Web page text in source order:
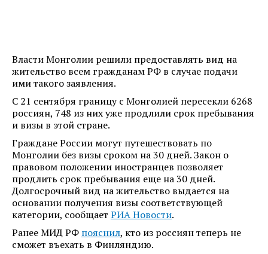
Власти Монголии решили предоставлять вид на
жительство всем гражданам РФ в случае подачи
ими такого заявления.
С 21 сентября границу с Монголией пересекли 6268
россиян, 748 из них уже продлили срок пребывания
и визы в этой стране.
Граждане России могут путешествовать по
Монголии без визы сроком на 30 дней. Закон о
правовом положении иностранцев позволяет
продлить срок пребывания еще на 30 дней.
Долгосрочный вид на жительство выдается на
основании получения визы соответствующей
категории, сообщает РИА Новости.
Ранее МИД РФ пояснил, кто из россиян теперь не
сможет въехать в Финляндию.